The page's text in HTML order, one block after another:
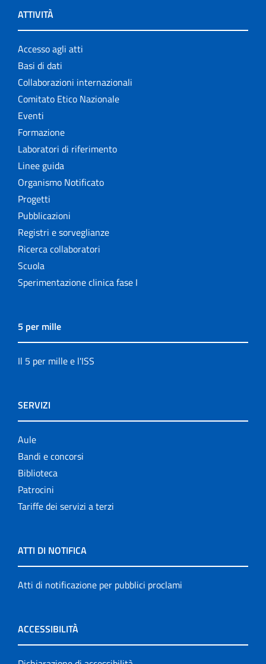
ATTIVITÀ
Accesso agli atti
Basi di dati
Collaborazioni internazionali
Comitato Etico Nazionale
Eventi
Formazione
Laboratori di riferimento
Linee guida
Organismo Notificato
Progetti
Pubblicazioni
Registri e sorveglianze
Ricerca collaboratori
Scuola
Sperimentazione clinica fase I
5 per mille
Il 5 per mille e l'ISS
SERVIZI
Aule
Bandi e concorsi
Biblioteca
Patrocini
Tariffe dei servizi a terzi
ATTI DI NOTIFICA
Atti di notificazione per pubblici proclami
ACCESSIBILITÀ